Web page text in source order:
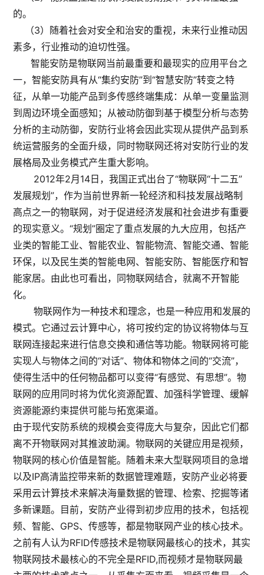
的。
（3）随着社会对安全和治安的重视，未来行业推动因
素多，行业推动的迫切性强。
智能安防是物联网当前最重要和最现实的应用平台之
一，智能安防具有从“集约安防”到“智慧安防”转变之特
征，从单一功能产品到多传感终端集成：从单一变量监测
到周边环境全面感知；从被动防御到基于模型分析与态势
分析的主动防御，安防行业将会因此实现从提供产品到系
统运营服务的全面升级，同时物联网还将对安防行业的发
展格局及业务模式产生重大影响。
2012年2月14日，我国正式出台了“物联网“十二五”
发展规划”，作为当前世界新一轮经济和科技发展战略制
高点之一的物联网，对于促进经济发展和社会进步有重要
的现实意义。“规划”圈定了重点发展的九大应用，包括产
业类的智能工业、智能农业、智能物流、智能交通、智能
环保，以及民生类的智能电网、智能安防、智能医疗和智
能家居。由此也可看出，同物联网结合，就离不开智能
化。
物联网作为一种技术和理念，也是一种应用和发展的
模式。它通过云计算中心，将可按约定的协议将物体与互
联网连接起来进行信息交换和通信等功能。物联网将可能
实现人与物体之间的“对话”、物体和物体之间的“交流”，
使得生活中的任何物品都可以变得“有感觉、有思想”。物
联网的应用同时将为优化资源配置、加强科学管理、缓解
资源能源约束提供可能与拓宽渠道。
由于现代安防系统的规模会变得庞大与复杂，因此它们都
离不开物联网对其推波助澜。物联网的关键应用是视频，
物联网的核心价值是智能。随着未来大型联网项目的急增
以及IP高清监控带来新的数据管理难题，安防产业必将要
采用云计算技术来解决海量数据的管理、检索、挖掘等诸
多新课题。目前，安防产业得到初步应用的技术，包括视
频、智能、GPS、传感等，都是物联网产业的核心技术。
之前有人认为RFID传感技术是物联网最核心的技术，其实
物联网技术最核心的不完全是RFID,而视频才是物联网最